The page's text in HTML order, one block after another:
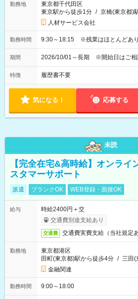
勤務地
東京都千代田区
東京駅から徒歩1分 / 京橋(東京都)
人材サービス会社
勤務時間 9:30～18:15 ※残業はほとんどあ
期間 2026/10/01～長期 ※開始日はご
特徴 履歴書不要
気になる！ 応募する
未読
【完全在宅&高時給】オンライ
スタマーサポート
派遣 ブランクOK WEB登録・面接OK
給与
時給2400円＋交
交通費別途支給あり
交通費 交通費実費支給（当社規定あ
勤務地
東京都港区
田町(東京都)駅から徒歩4分 / 三田(
金融関連
勤務時間 9:00～18:00